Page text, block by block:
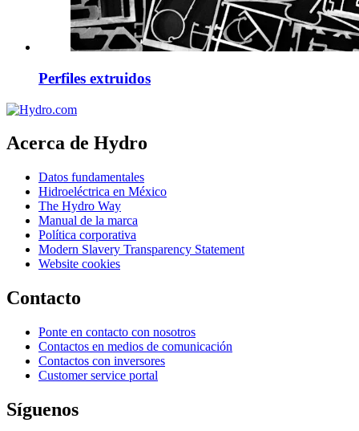
Perfiles extruidos
Acerca de Hydro
Datos fundamentales
Hidroeléctrica en México
The Hydro Way
Manual de la marca
Política corporativa
Modern Slavery Transparency Statement
Website cookies
Contacto
Ponte en contacto con nosotros
Contactos en medios de comunicación
Contactos con inversores
Customer service portal
Síguenos